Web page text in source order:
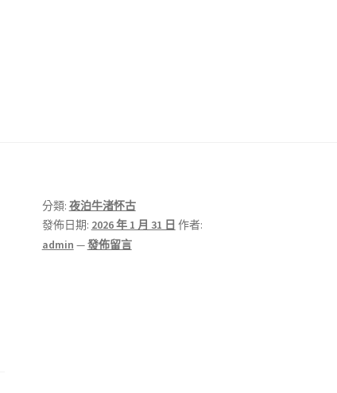
分類: 夜泊牛渚怀古
發佈日期: 2026 年 1 月 31 日 作者:
admin —發佈留言